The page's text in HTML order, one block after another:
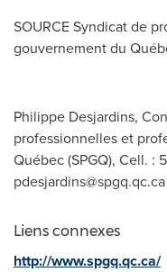
SOURCE Syndicat de
gouvernement du
Philippe Desjardins,
professionnelles et
Québec (SPGQ), Cell. :
pdesjardins@spgq.qc.ca
Liens connexes
http://www.spgq.qc.ca/